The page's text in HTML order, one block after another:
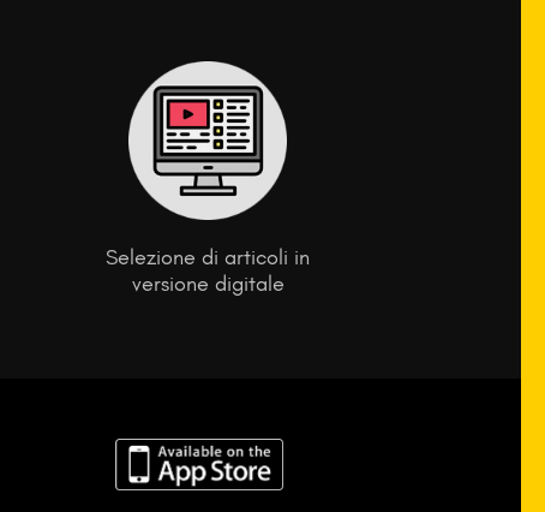
Selezione di articoli in
versione digitale